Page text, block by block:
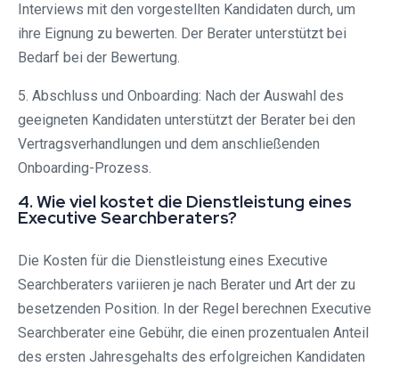
Interviews mit den vorgestellten Kandidaten durch, um
ihre Eignung zu bewerten. Der Berater unterstützt bei
Bedarf bei der Bewertung.
5. Abschluss und Onboarding: Nach der Auswahl des
geeigneten Kandidaten unterstützt der Berater bei den
Vertragsverhandlungen und dem anschließenden
Onboarding-Prozess.
4. Wie viel kostet die Dienstleistung eines
Executive Searchberaters?
Die Kosten für die Dienstleistung eines Executive
Searchberaters variieren je nach Berater und Art der zu
besetzenden Position. In der Regel berechnen Executive
Searchberater eine Gebühr, die einen prozentualen Anteil
des ersten Jahresgehalts des erfolgreichen Kandidaten